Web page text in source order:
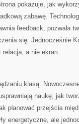
pokazuje, jak
zabawę.
feedback, pozwala
się. Jednocześnie
a nie ekran.
klasą.
naukę; jak
planować przejścia
energetyczne, ale